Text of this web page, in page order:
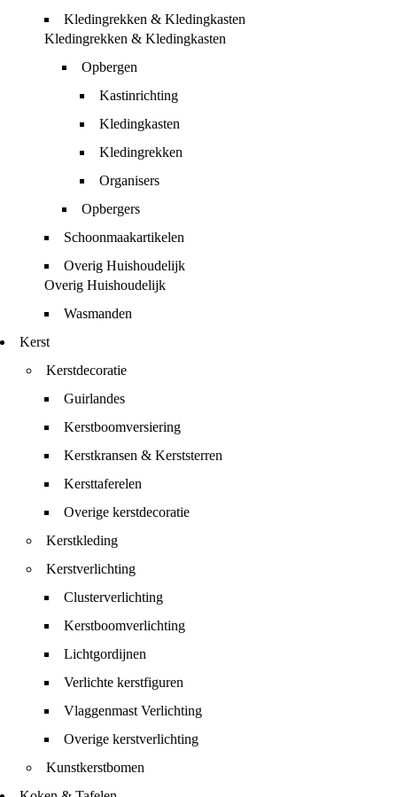
Kledingrekken & Kledingkasten
Kledingrekken & Kledingkasten
Opbergen
Kastinrichting
Kledingkasten
Kledingrekken
Organisers
Opbergers
Schoonmaakartikelen
Overig Huishoudelijk
Overig Huishoudelijk
Wasmanden
Kerst
Kerstdecoratie
Guirlandes
Kerstboomversiering
Kerstkransen & Kerststerren
Kersttaferelen
Overige kerstdecoratie
Kerstkleding
Kerstverlichting
Clusterverlichting
Kerstboomverlichting
Lichtgordijnen
Verlichte kerstfiguren
Vlaggenmast Verlichting
Overige kerstverlichting
Kunstkerstbomen